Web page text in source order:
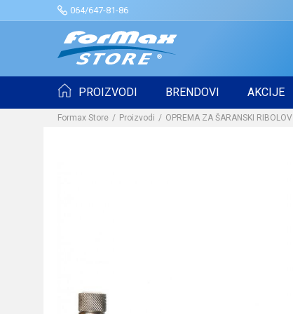
064/647-81-86
PROIZVODI BRENDOVI AKCIJE
Formax Store Proizvodi OPREMA ZA ŠARANSKI RIBOLOV